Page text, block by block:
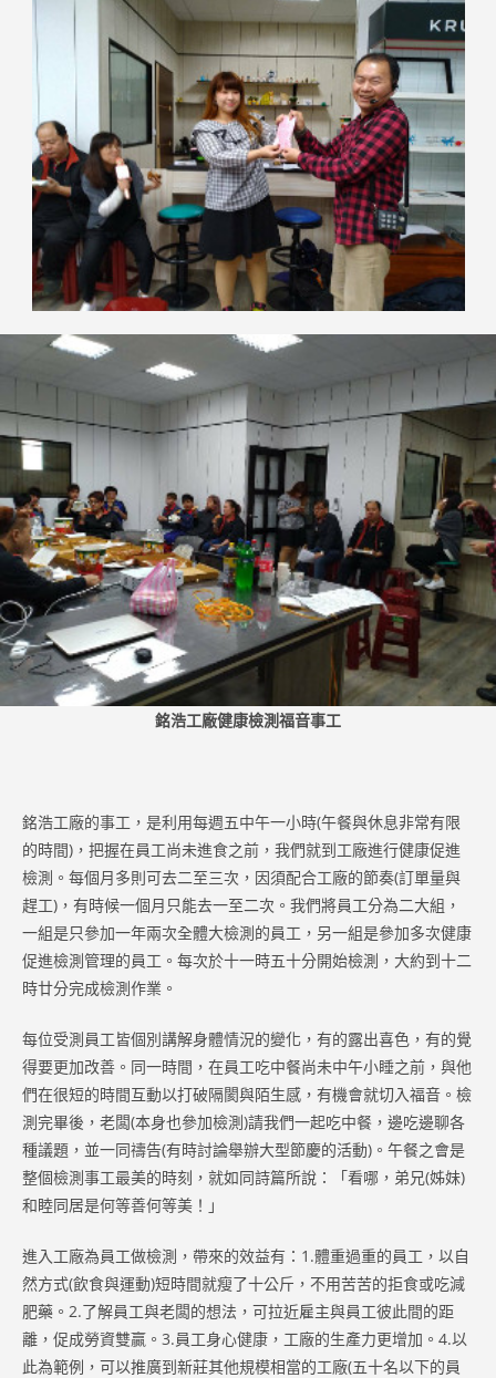
銘浩工廠健康檢測福音事工
銘浩工廠的事工，是利用每週五中午一小時(午餐與休息非常有限
的時間)，把握在員工尚未進食之前，我們就到工廠進行健康促進
檢測。每個月多則可去二至三次，因須配合工廠的節奏(訂單量與
趕工)，有時候一個月只能去一至二次。我們將員工分為二大組，
一組是只參加一年兩次全體大檢測的員工，另一組是參加多次健康
促進檢測管理的員工。每次於十一時五十分開始檢測，大約到十二
時廿分完成檢測作業。
每位受測員工皆個別講解身體情況的變化，有的露出喜色，有的覺
得要更加改善。同一時間，在員工吃中餐尚未中午小睡之前，與他
們在很短的時間互動以打破隔閡與陌生感，有機會就切入福音。檢
測完畢後，老闆(本身也參加檢測)請我們一起吃中餐，邊吃邊聊各
種議題，並一同禱告(有時討論舉辦大型節慶的活動)。午餐之會是
整個檢測事工最美的時刻，就如同詩篇所說：「看哪，弟兄(姊妹)
和睦同居是何等善何等美！」
進入工廠為員工做檢測，帶來的效益有：1.體重過重的員工，以自
然方式(飲食與運動)短時間就瘦了十公斤，不用苦苦的拒食或吃減
肥藥。2.了解員工與老闆的想法，可拉近雇主與員工彼此間的距
離，促成勞資雙贏。3.員工身心健康，工廠的生產力更增加。4.以
此為範例，可以推廣到新莊其他規模相當的工廠(五十名以下的員